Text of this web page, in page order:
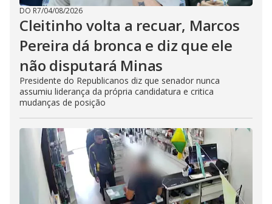
DO R7/04/08/2026
Cleitinho volta a recuar, Marcos
Pereira dá bronca e diz que ele
não disputará Minas
Presidente do Republicanos diz que senador nunca
assumiu liderança da própria candidatura e critica
mudanças de posição